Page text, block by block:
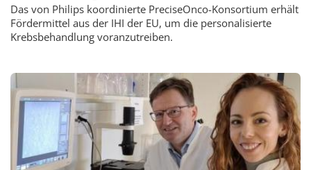
Das von Philips koordinierte PreciseOnco-Konsortium erhält
Fördermittel aus der IHI der EU, um die personalisierte
Krebsbehandlung voranzutreiben.